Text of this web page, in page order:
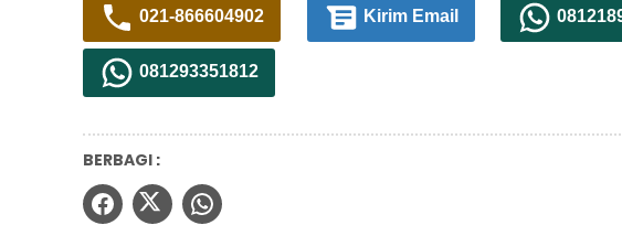
021-866604902 Kirim Email
081293351812
BERBAGI :